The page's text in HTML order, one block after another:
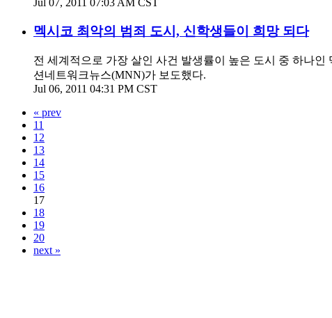
Jul 07, 2011 07:03 AM CST
멕시코 최악의 범죄 도시, 신학생들이 희망 되다
전 세계적으로 가장 살인 사건 발생률이 높은 도시 중 하나
션네트워크뉴스(MNN)가 보도했다.
Jul 06, 2011 04:31 PM CST
« prev
11
12
13
14
15
16
17
18
19
20
next »